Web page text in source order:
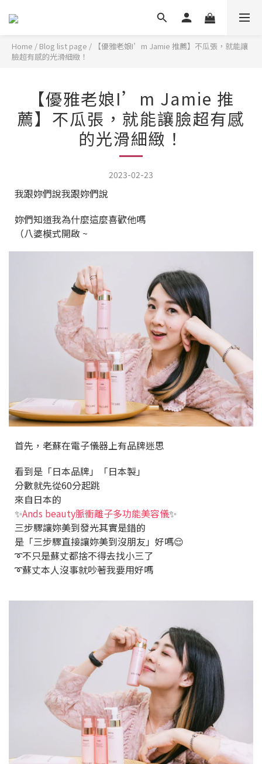
Home / Blog list page /
【優雅老娘I’m Jamie 推薦】不瓜張，就能讓
臉超有感的光滑細緻！
【優雅老娘I’m Jamie 推
薦】不瓜張，就能讓臉超有感
的光滑細緻！
2023-02-23
我跟妳們說我跟妳們說
妳們知道我為什麼這麼喜歡他嗎
（八婆模式開啟 ~
首先，老蘇在電子儀器上有品牌迷思
看到是「日本品牌」「日本製」
分數就先從60分起跳
來自日本的
✨Ands beauty脈衝離子多功能美容儀✨
三步驟讓妳美到發光其實是錯的
是「三步驟直接讓妳美到沒朋友」好嗎😌
➰不只是蘇丈都捨不得去找小三了
➰蘇丈本人沒事就吵著我要用好嗎